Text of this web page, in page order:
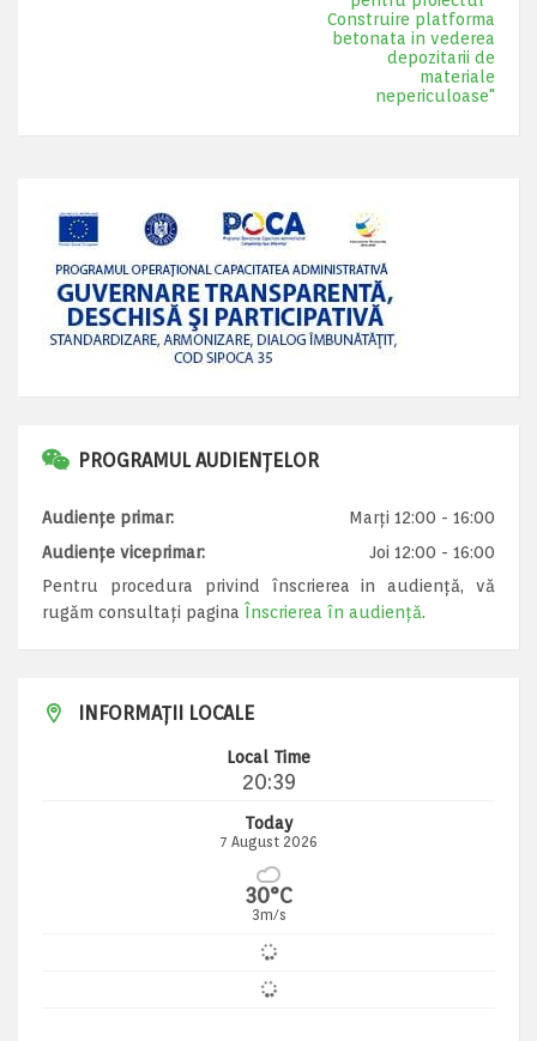
Construire platforma
betonata in vederea
depozitarii de
materiale
nepericuloase"
PROGRAMUL AUDIENȚELOR
Audiențe primar:
Marți 12:00 - 16:00
Audiențe viceprimar:
Joi 12:00 - 16:00
Pentru procedura privind înscrierea in audiență, vă
rugăm consultați pagina Înscrierea în audiență.
INFORMAȚII LOCALE
Local Time
20:39
Today
7 August 2026
30°C
3m/s